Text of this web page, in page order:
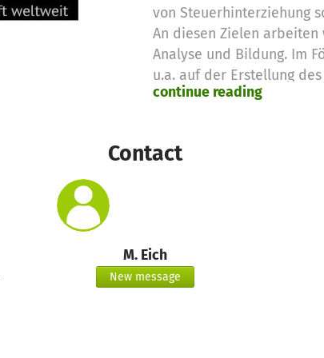
von Steuerhinterziehung
An diesen Zielen
Analyse und Bildung. Im
u.a. auf der Erstellung
2023, in dem die
der Entwicklung von
Öffentlichkeit zu
Transparenz von
continue reading
Contact
M. Eich
New message